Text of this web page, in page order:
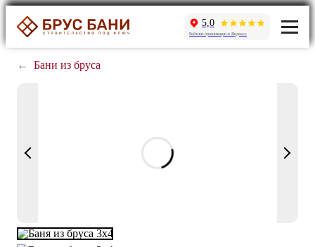
5,0
Рейтинг организации в Яндексе
← Бани из бруса